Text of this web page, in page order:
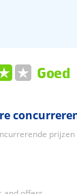
Goed